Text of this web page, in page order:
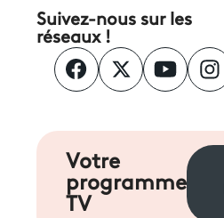
Suivez-nous sur les
réseaux !
Votre
programme
TV